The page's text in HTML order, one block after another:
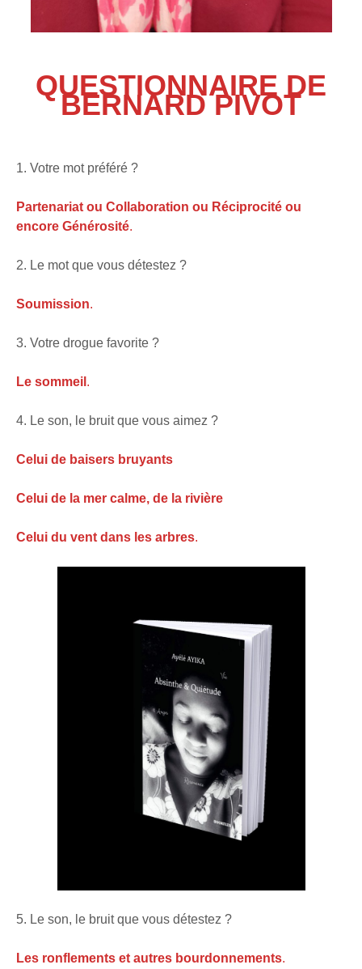
QUESTIONNAIRE DE
BERNARD PIVOT
1. Votre mot préféré ?
Partenariat ou Collaboration ou Réciprocité ou
encore Générosité.
2. Le mot que vous détestez ?
Soumission.
3. Votre drogue favorite ?
Le sommeil .
4. Le son, le bruit que vous aimez ?
Celui de baisers bruyants
Celui de la mer calme, de la rivière
Celui du vent dans les arbres.
5. Le son, le bruit que vous détestez ?
Les ronflements et autres bourdonnements.